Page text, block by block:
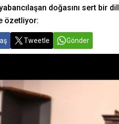
doğasını sert bir
özetliyor:
Tweetle Gönder